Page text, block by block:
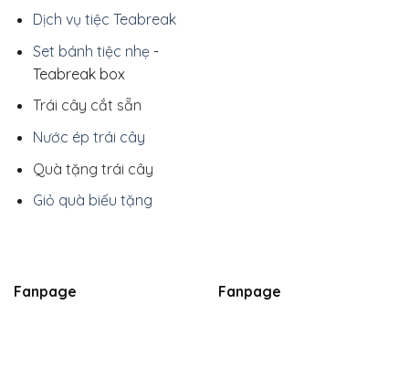
Dịch vụ tiệc Teabreak
Set bánh tiệc nhẹ-
Teabreak box
Trái cây cắt sẵn
Nước ép trái cây
Quà tặng trái cây
Giỏ quà biếu tặng
Fanpage Fanpage